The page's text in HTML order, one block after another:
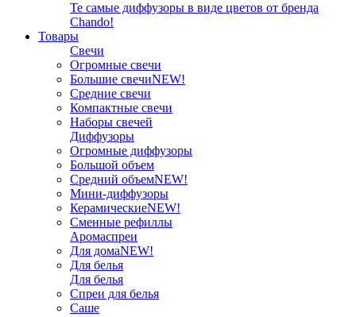
Те самые диффузоры в виде цветов от бренда
Chando!
Товары
Свечи
Огромные свечи
Большие свечиNEW!
Средние свечи
Компактные свечи
Наборы свечей
Диффузоры
Огромные диффузоры
Большой объем
Средний объемNEW!
Мини-диффузоры
КерамическиеNEW!
Сменные рефиллы
Аромаспреи
Для домаNEW!
Для белья
Для белья
Спреи для белья
Саше